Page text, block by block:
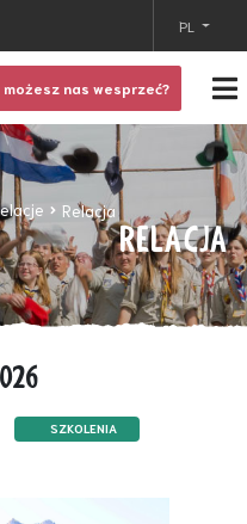
PL
możesz nas wesprzeć?
Relacja
RELACJA
SZKOLENIA